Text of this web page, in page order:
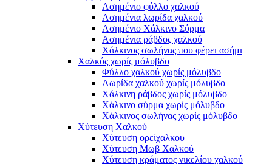
Ασημένιο φύλλο χαλκού
Ασημένια λωρίδα χαλκού
Ασημένιο Χάλκινο Σύρμα
Ασημένια ράβδος χαλκού
Χάλκινος σωλήνας που φέρει ασήμι
Χαλκός χωρίς μόλυβδο
Φύλλο χαλκού χωρίς μόλυβδο
Λωρίδα χαλκού χωρίς μόλυβδο
Χάλκινη ράβδος χωρίς μόλυβδο
Χάλκινο σύρμα χωρίς μόλυβδο
Χάλκινος σωλήνας χωρίς μόλυβδο
Χύτευση Χαλκού
Χύτευση ορείχαλκου
Χύτευση Μωβ Χαλκού
Χύτευση κράματος νικελίου χαλκού